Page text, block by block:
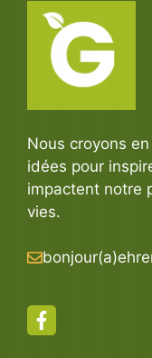
Nous croyons
idées pour
impactent notre
vies.